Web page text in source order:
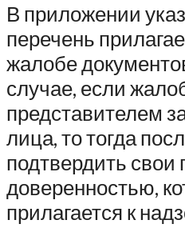
В приложении
перечень
жалобе
случае, если
представителем
лица, то тогда
подтвердить свои
доверенностью,
прилагается к